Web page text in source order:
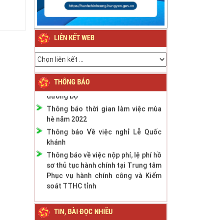
LIÊN KẾT WEB
THÔNG BÁO
đán Bính Ngọ năm 2026
Thông báo về việc nghỉ Tết Nguyên
đán Giáp Thìn năm 2024
Thông báo Lịch nghỉ Lễ Quốc khánh
ngày 2/9/2023
Thông báo phân cấp công tác đăng
ký phương tiện giao thông cơ giới
đường bộ
Thông báo thời gian làm việc mùa
hè năm 2022
Thông báo Về việc nghỉ Lễ Quốc
khánh
Thông báo về việc nộp phí, lệ phí hồ
sơ thủ tục hành chính tại Trung tâm
Phục vụ hành chính công và Kiểm
soát TTHC tỉnh
TIN, BÀI ĐỌC NHIỀU